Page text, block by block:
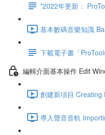
*2022年更新：
基本數碼音樂知識
下載電子書「
編輯介面基本操作 Edit
創建新項目
導入聲音音軌